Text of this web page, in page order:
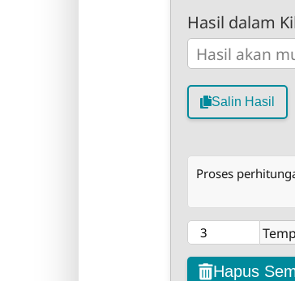
Hasil dalam
Salin Hasil
Proses
Hapus